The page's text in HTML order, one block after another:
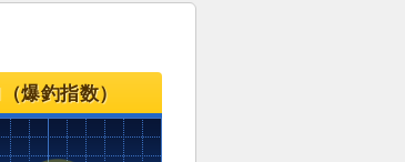
爆釣指数）